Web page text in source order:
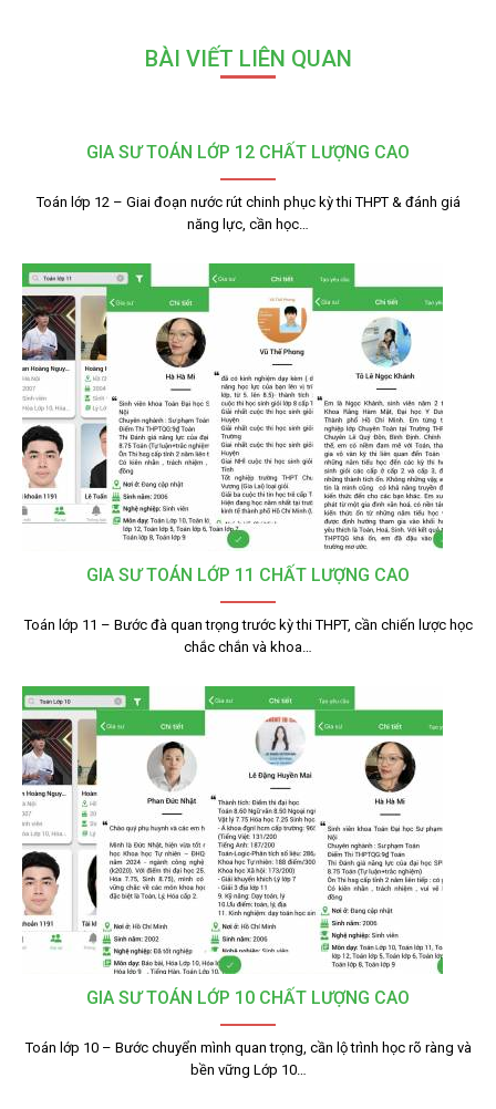
BÀI VIẾT LIÊN QUAN
GIA SƯ TOÁN LỚP 12 CHẤT LƯỢNG CAO
Toán lớp 12 – Giai đoạn nước rút chinh phục kỳ thi THPT & đánh giá
năng lực, cần học…
GIA SƯ TOÁN LỚP 11 CHẤT LƯỢNG CAO
Toán lớp 11 – Bước đà quan trọng trước kỳ thi THPT, cần chiến lược học
chắc chắn và khoa…
GIA SƯ TOÁN LỚP 10 CHẤT LƯỢNG CAO
Toán lớp 10 – Bước chuyển mình quan trọng, cần lộ trình học rõ ràng và
bền vững Lớp 10…